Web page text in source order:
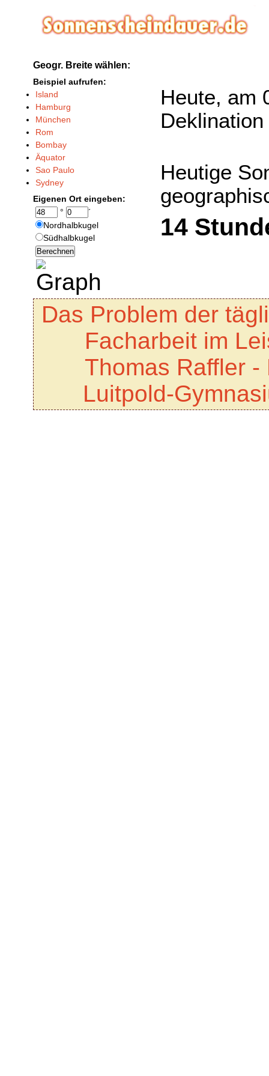
Geogr. Breite wählen:
Beispiel aufrufen:
Island
Hamburg
München
Rom
Bombay
Äquator
Sao Paulo
Sydney
Eigenen Ort eingeben:
°
´
Nordhalbkugel
Südhalbkugel
Heute, am
Deklination
Heutige
14
Das Problem der
Facharbeit im
Thomas Raffler
Luitpold-